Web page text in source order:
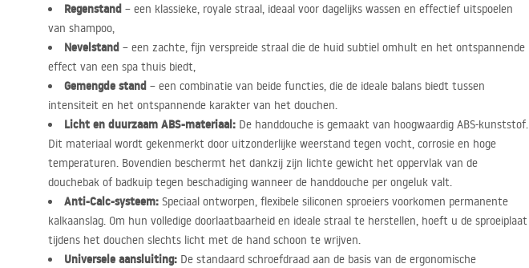
Regenstand – een klassieke, royale straal, ideaal voor dagelijks wassen en effectief uitspoelen
van shampoo,
Nevelstand – een zachte, fijn verspreide straal die de huid subtiel omhult en het ontspannende
effect van een spa thuis biedt,
Gemengde stand – een combinatie van beide functies, die de ideale balans biedt tussen
intensiteit en het ontspannende karakter van het douchen.
Licht en duurzaam ABS-materiaal: De handdouche is gemaakt van hoogwaardig ABS-kunststof.
Dit materiaal wordt gekenmerkt door uitzonderlijke weerstand tegen vocht, corrosie en hoge
temperaturen. Bovendien beschermt het dankzij zijn lichte gewicht het oppervlak van de
douchebak of badkuip tegen beschadiging wanneer de handdouche per ongeluk valt.
Anti-Calc-systeem: Speciaal ontworpen, flexibele siliconen sproeiers voorkomen permanente
kalkaanslag. Om hun volledige doorlaatbaarheid en ideale straal te herstellen, hoeft u de sproeiplaat
tijdens het douchen slechts licht met de hand schoon te wrijven.
Universele aansluiting: De standaard schroefdraad aan de basis van de ergonomische